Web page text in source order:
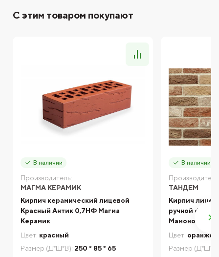
С этим товаром покупают
В наличии
Производитель:
МАГМА КЕРАМИК
Кирпич керамический лицевой
Красный Антик 0,7НФ Магма
Керамик
Цвет: красный
Размер (Д*Ш*В): 250 * 85 * 65
В наличии
ТАНДЕМ
Кирпич
ручной
Мамоново,
Цвет:
Размер